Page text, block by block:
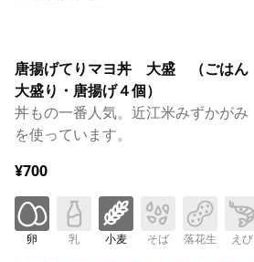
唐揚げてりマヨ丼 大盛 （ごはん
大盛り・唐揚げ４個）
丼もの一番人気。近江米みずかがみ
を使っています。
¥700
卵 乳 小麦 そば 落花生 えび